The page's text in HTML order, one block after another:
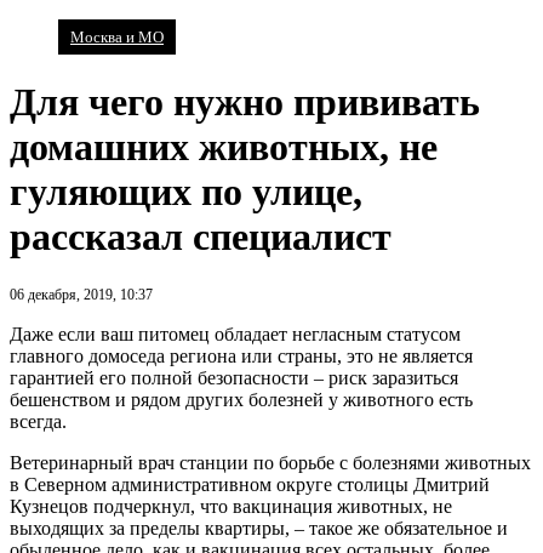
Москва и МО
Для чего нужно прививать
домашних животных, не
гуляющих по улице,
рассказал специалист
06 декабря, 2019, 10:37
Даже если ваш питомец обладает негласным статусом
главного домоседа региона или страны, это не является
гарантией его полной безопасности – риск заразиться
бешенством и рядом других болезней у животного есть
всегда.
Ветеринарный врач станции по борьбе с болезнями животных
в Северном административном округе столицы Дмитрий
Кузнецов подчеркнул, что вакцинация животных, не
выходящих за пределы квартиры, – такое же обязательное и